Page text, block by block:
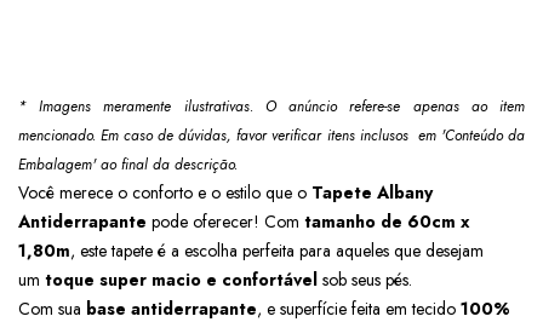
* Imagens meramente ilustrativas. O anúncio refere-se apenas ao item
mencionado. Em caso de dúvidas, favor verificar itens inclusos em 'Conteúdo da
Embalagem' ao final da descrição.
Você merece o conforto e o estilo que o Tapete Albany
Antiderrapante pode oferecer! Com tamanho de 60cm x
1,80m, este tapete é a escolha perfeita para aqueles que desejam
um toque super macio e confortável sob seus pés.
Com sua base antiderrapante, e superfície feita em tecido 100%